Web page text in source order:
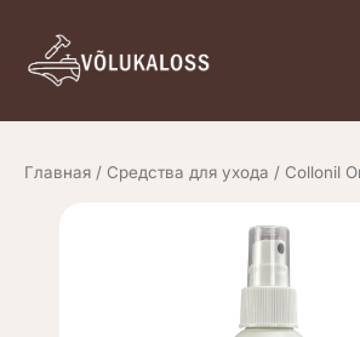
содержимому
Главная / Средства для ухода / Collonil